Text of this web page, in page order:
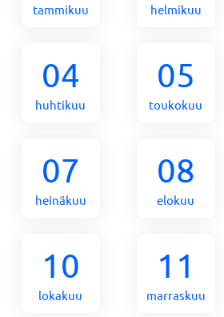
tammikuu helmikuu
04
huhtikuu
05
toukokuu
07
heinäkuu
08
elokuu
10
lokakuu
11
marraskuu